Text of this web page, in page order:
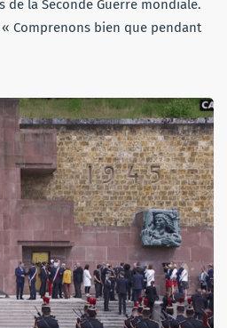
de la Seconde Guerre mondiale.
Comprenons bien que pendant